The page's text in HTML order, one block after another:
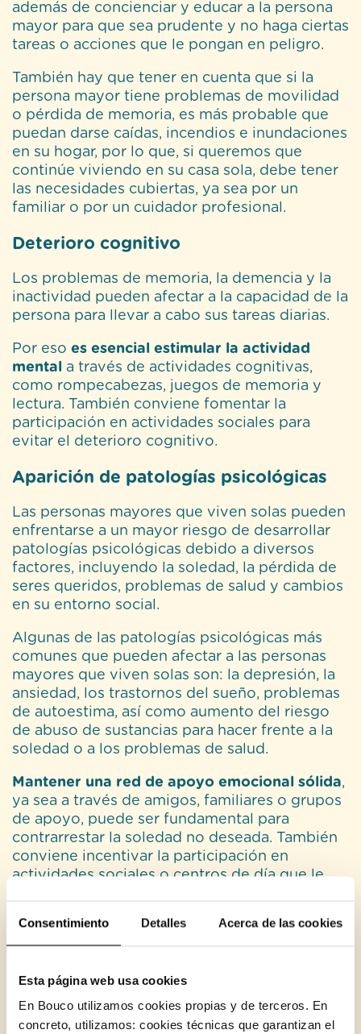
Consentimiento Detalles Acerca de las cookies
Esta página web usa cookies
En Bouco utilizamos cookies propias y de terceros. En
concreto, utilizamos: cookies técnicas que garantizan el
además de concienciar y educar a la persona
mayor para que sea prudente y no haga ciertas
tareas o acciones que le pongan en peligro.
También hay que tener en cuenta que si la
persona mayor tiene problemas de movilidad
o pérdida de memoria, es más probable que
puedan darse caídas, incendios e inundaciones
en su hogar, por lo que, si queremos que
continúe viviendo en su casa sola, debe tener
las necesidades cubiertas, ya sea por un
familiar o por un cuidador profesional.
Deterioro cognitivo
Los problemas de memoria, la demencia y la
inactividad pueden afectar a la capacidad de la
persona para llevar a cabo sus tareas diarias.
Por eso es esencial estimular la actividad
mental a través de actividades cognitivas,
como rompecabezas, juegos de memoria y
lectura. También conviene fomentar la
participación en actividades sociales para
evitar el deterioro cognitivo.
Aparición de patologías psicológicas
Las personas mayores que viven solas pueden
enfrentarse a un mayor riesgo de desarrollar
patologías psicológicas debido a diversos
factores, incluyendo la soledad, la pérdida de
seres queridos, problemas de salud y cambios
en su entorno social.
Algunas de las patologías psicológicas más
comunes que pueden afectar a las personas
mayores que viven solas son: la depresión, la
ansiedad, los trastornos del sueño, problemas
de autoestima, así como aumento del riesgo
de abuso de sustancias para hacer frente a la
soledad o a los problemas de salud.
Mantener una red de apoyo emocional sólida,
ya sea a través de amigos, familiares o grupos
de apoyo, puede ser fundamental para
contrarrestar la soledad no deseada. También
conviene incentivar la participación en
actividades sociales o centros de día que le
bienestar emocional.
Beneficios de los Centros de
Día para personas mayores
que viven solas en casa